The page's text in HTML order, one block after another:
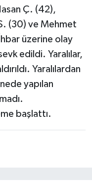
Ç. (42),
(30) ve Mehmet
üzerine olay
edildi. Yaralılar,
Yaralılardan
yapılan
başlattı.